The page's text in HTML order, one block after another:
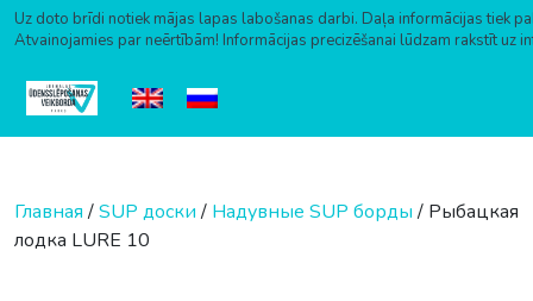
Uz doto brīdi notiek mājas lapas labošanas darbi. Daļa informācijas tiek
Atvainojamies par neērtībām! Informācijas precizēšanai lūdzam rakstīt uz
Главная/SUP доски/ Надувные SUP борды/ Рыбацкая
лодка LURE 10